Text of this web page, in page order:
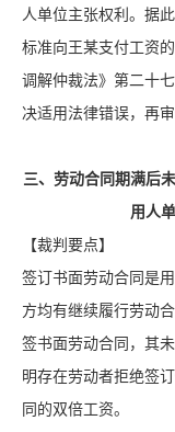
人单位主张权利。据
标准向王某支付工资
调解仲裁法》第二十
决适用法律错误，再
三、劳动合同期满后
用人
【裁判要点】
签订书面劳动合同是
方均有继续履行劳动
签书面劳动合同，其
明存在劳动者拒绝签
同的双倍工资。